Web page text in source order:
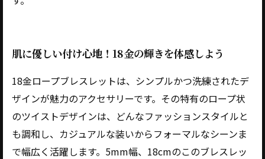
肌に優しい付け心地！18金の輝きを体感しよう
18金ロープブレスレットは、シンプルかつ洗練されたデ
ザインが魅力のアクセサリーです。その特有のロープ状
のツイストデザインは、どんなファッションスタイルと
も調和し、カジュアルな装いからフォーマルなシーンま
で幅広く活躍します。5mm幅、18cmのこのブレスレッ